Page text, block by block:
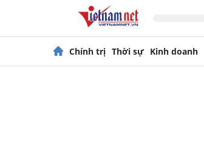
Chính trị Thời sự Kinh doanh